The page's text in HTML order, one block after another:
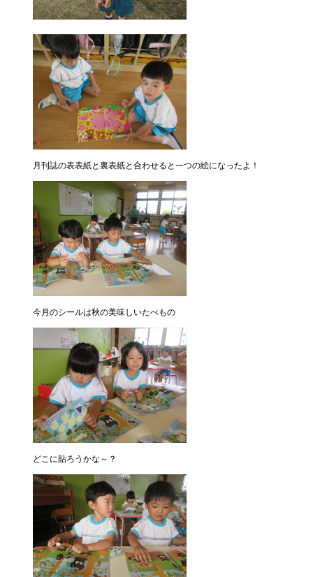
月刊誌の表表紙と裏表紙と合わせると一つの絵になったよ！
今月のシールは秋の美味しいたべもの
どこに貼ろうかな～？